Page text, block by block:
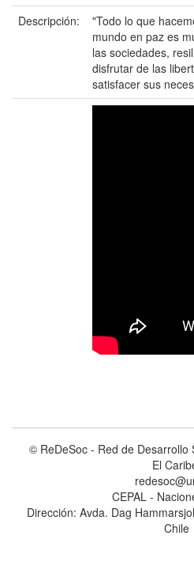
Descripción:
"Todo lo que
mundo en paz es
las sociedades,
disfrutar de las
satisfacer sus
© ReDeSoc - Red de Desarrollo
El
CEPAL -
Dirección: Avda. Dag
Chile